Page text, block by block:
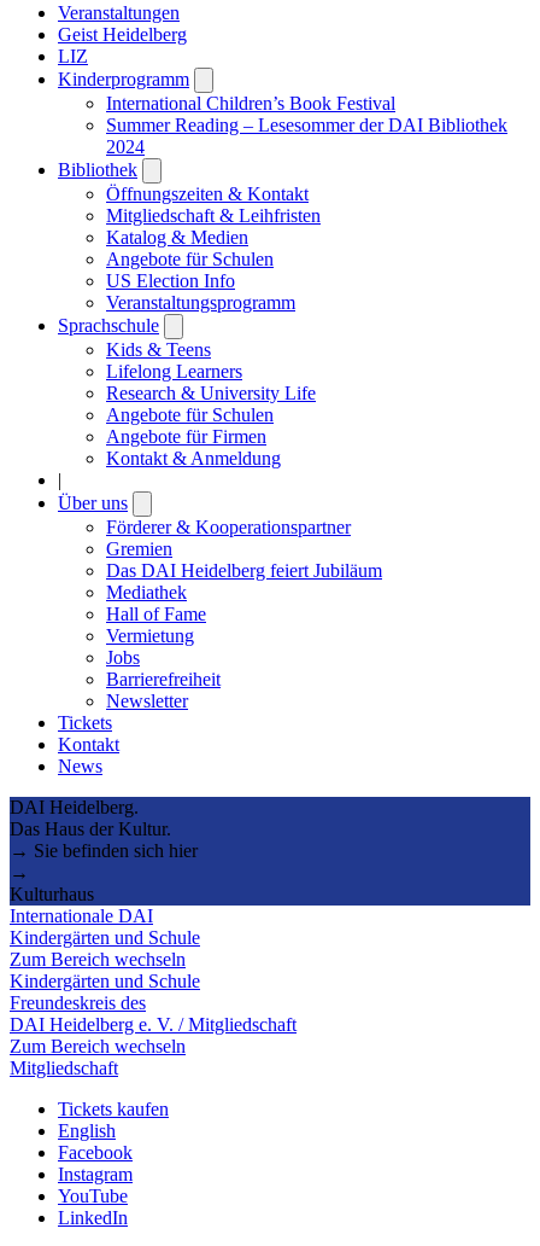
Veranstaltungen
Geist Heidelberg
LIZ
Kinderprogramm
submenu
International Children’s Book Festival
Summer Reading – Lesesommer der DAI Bibliothek
2024
Bibliothek
submenu
Öffnungszeiten & Kontakt
Mitgliedschaft & Leihfristen
Katalog & Medien
Angebote für Schulen
US Election Info
Veranstaltungsprogramm
Sprachschule
submenu
Kids & Teens
Lifelong Learners
Research & University Life
Angebote für Schulen
Angebote für Firmen
Kontakt & Anmeldung
|
Über uns
submenu
Förderer & Kooperationspartner
Gremien
Das DAI Heidelberg feiert Jubiläum
Mediathek
Hall of Fame
Vermietung
Jobs
Barrierefreiheit
Newsletter
Tickets
Kontakt
News
DAI Heidelberg.
Das Haus der Kultur.
→ Sie befinden sich hier
→
Kulturhaus
Internationale DAI
Kindergärten und Schule
Zum Bereich wechseln
Kindergärten und Schule
Freundeskreis des
DAI Heidelberg e. V. / Mitgliedschaft
Zum Bereich wechseln
Mitgliedschaft
Tickets kaufen
English
Facebook
Instagram
YouTube
LinkedIn